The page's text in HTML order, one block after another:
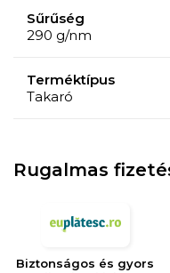
Sűrűség
290 g/nm
Terméktípus
Takaró
Rugalmas
Biztonságos és gyors